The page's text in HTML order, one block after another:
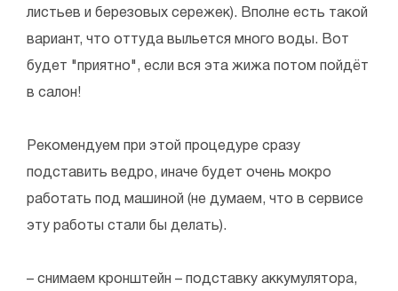
листьев и березовых сережек). Вполне есть такой
вариант, что оттуда выльется много воды. Вот
будет "приятно", если вся эта жижа потом пойдёт
в салон!
Рекомендуем при этой процедуре сразу
подставить ведро, иначе будет очень мокро
работать под машиной (не думаем, что в сервисе
эту работы стали бы делать).
– снимаем кронштейн – подставку аккумулятора,